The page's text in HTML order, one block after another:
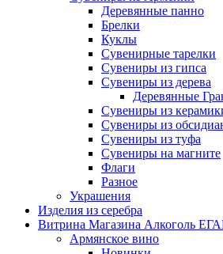
Деревянные панно
Брелки
Куклы
Сувенирные тарелки
Сувениры из гипса
Сувениры из дерева
Деревянные
Сувениры из
Сувениры из
Сувениры из туфа
Сувениры на магните
Флаги
Разное
Украшения
Изделия из серебра
Витрина Магазина Алкоголь
Армянское вино